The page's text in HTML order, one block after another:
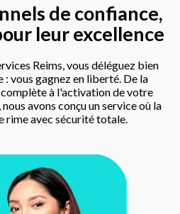
de confiance,
leur excellence
Reims, vous déléguez bien
: vous gagnez en liberté. De la
à l'activation de votre
avons conçu un service où la
rime avec sécurité totale.